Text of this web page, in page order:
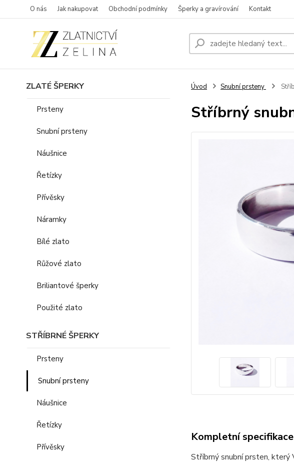
O nás Jak nakupovat Obchodní podmínky Šperky a gravírování Kontakt
ZLATÉ ŠPERKY
Prsteny
Snubní prsteny
Náušnice
Řetízky
Přívěsky
Náramky
Bílé zlato
Růžové zlato
Briliantové šperky
Použité zlato
STŘÍBRNÉ ŠPERKY
Prsteny
Snubní prsteny
Náušnice
Řetízky
Přívěsky
Úvod Snubní prsteny
Stříbrný
Kompletní specifikace
Stříbrný snubní prsten, který